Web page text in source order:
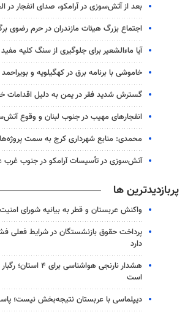
بعد از آتش‌سوزی در آرامکو، صدای انفجار
اجتماع بزرگ هیئات مازندران در حرم رضوی
آیا ماءالشعیر برای جلوگیری از سنگ کلیه
خاموشی با برنامه برق در کهگیلویه و بویراحمد
گسترش شدید فقر در یمن به دلیل اقدامات
انفجارهای مهیب در جنوب لبنان و وقوع
محمدی: منابع شهرداری کرج به سمت
آتش‌سوزی در تأسیسات آرامکو در جنوب غرب
پربازدیدترین ها
واکنش عربستان و قطر به بیانیه شورای
پرداخت حقوق بازنشستگان در شرایط فعلی
دارد
هشدار نارنجی
است
دیپلماسی با عربستان نتیجه‌بخش نیست؛